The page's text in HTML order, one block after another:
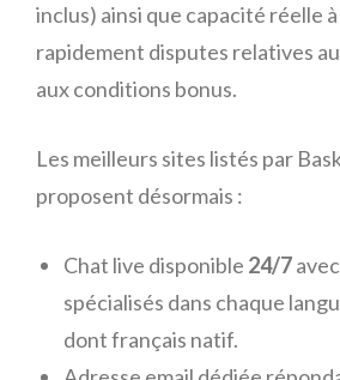
inclus) ainsi que capacité réelle
rapidement disputes relatives
aux conditions bonus.
Les meilleurs sites listés par
proposent désormais :
Chat live disponible 24/7
spécialisés dans chaque
dont français natif.